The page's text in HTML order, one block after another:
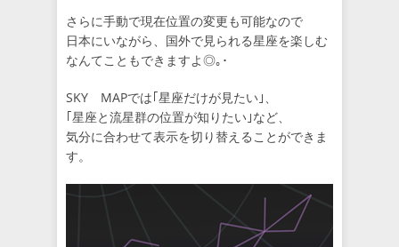
さらに手動で現在位置の変更も可能なので
日本にいながら、国外で見られる星座を楽しむ
なんてこともできますよ◎｡･
SKY MAPでは｢星座だけが見たい｣、
｢星座と流星群の位置が知りたい｣など、
気分に合わせて表示を切り替えることができま
す。